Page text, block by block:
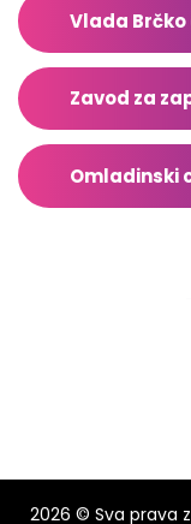
Vlada
Zavod za
Omladinski
2026 © Sva prava